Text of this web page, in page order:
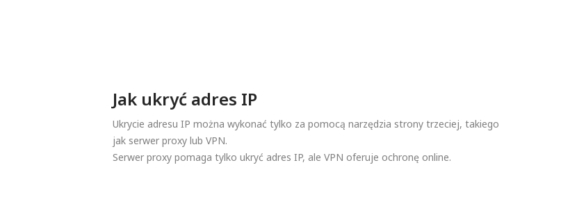
Jak ukryć adres IP
Ukrycie adresu IP można wykonać tylko za pomocą narzędzia strony trzeciej, takiego
jak serwer proxy lub VPN.
Serwer proxy pomaga tylko ukryć adres IP, ale VPN oferuje ochronę online.